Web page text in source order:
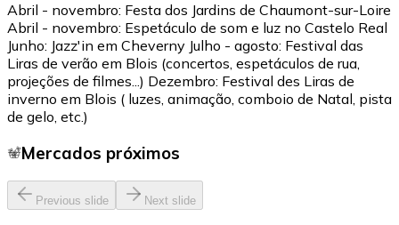
Abril - novembro: Festa dos Jardins de Chaumont-sur-Loire
Abril - novembro: Espetáculo de som e luz no Castelo Real
Junho: Jazz'in em Cheverny Julho - agosto: Festival das
Liras de verão em Blois (concertos, espetáculos de rua,
projeções de filmes...) Dezembro: Festival des Liras de
inverno em Blois ( luzes, animação, comboio de Natal, pista
de gelo, etc.)
Mercados próximos
Previous slide Next slide